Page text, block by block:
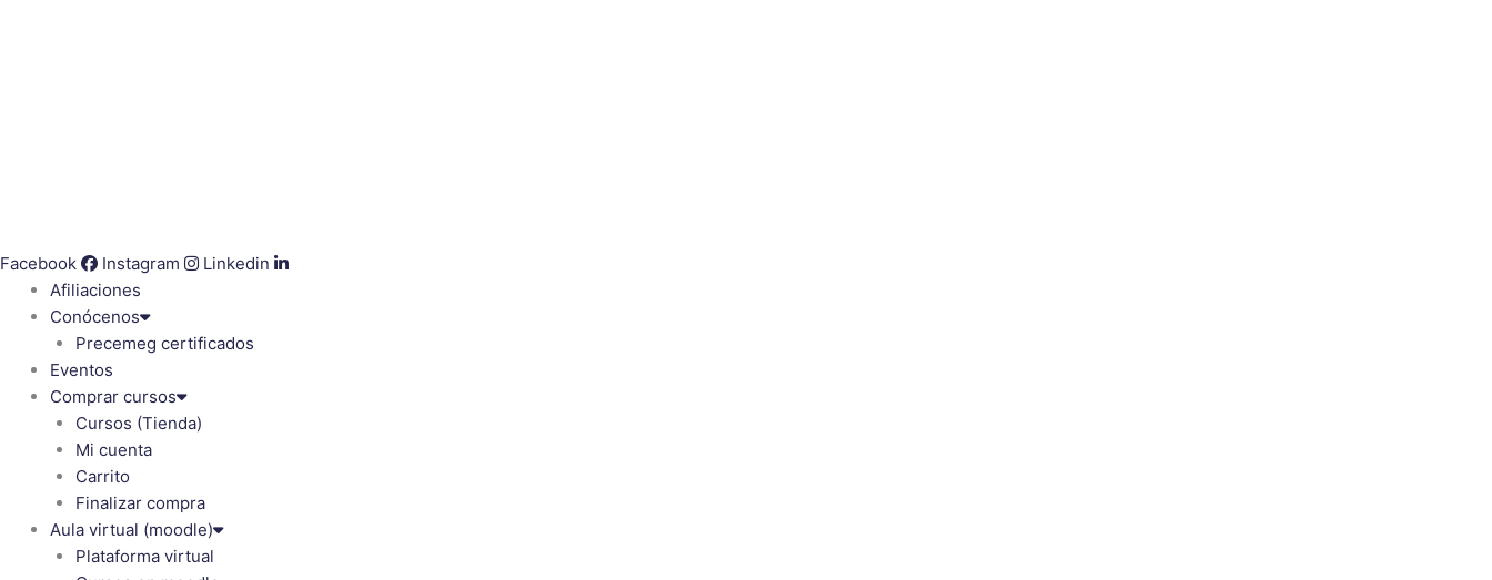
Facebook Instagram
Linkedin
Afiliaciones
Conócenos
Precemeg certificados
Eventos
Comprar cursos
Cursos (Tienda)
Mi cuenta
Carrito
Finalizar compra
Aula virtual (moodle)
Plataforma virtual